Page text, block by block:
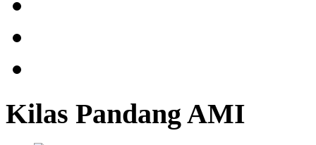
Kilas Pandang AMI